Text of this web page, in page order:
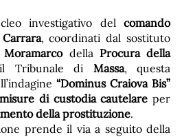
investigativo del comando
, coordinati dal sostituto
Moramarcodella Procura della
Tribunale di Massa, questa
“Dominus Craiova Bis”
di custodia cautelare per
della prostituzione.
prende il via a seguito della